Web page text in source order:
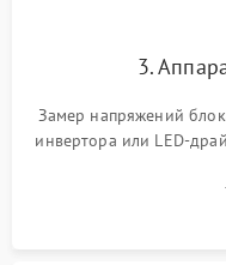
3.
Замер напряжений
инвертора или LED-
питания скалера и